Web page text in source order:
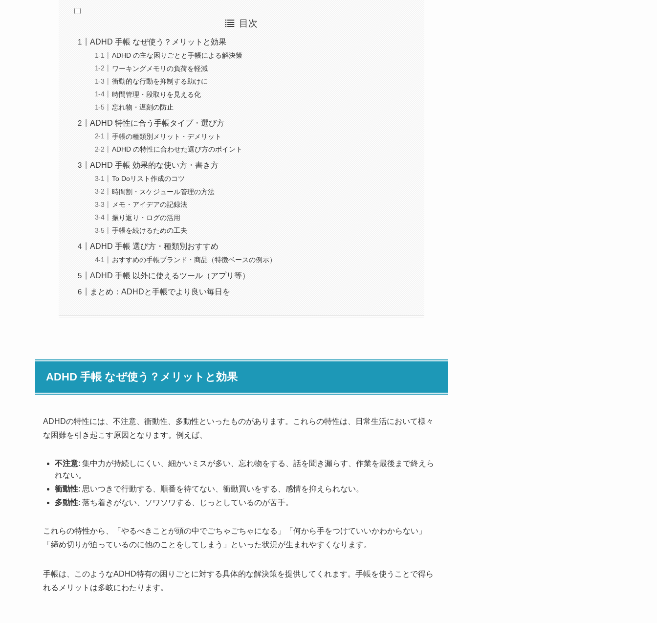
目次
ADHD 手帳 なぜ使う？メリットと効果
ADHD の主な困りごとと手帳による解決策
ワーキングメモリの負荷を軽減
衝動的な行動を抑制する助けに
時間管理・段取りを見える化
忘れ物・遅刻の防止
ADHD 特性に合う手帳タイプ・選び方
手帳の種類別メリット・デメリット
ADHD の特性に合わせた選び方のポイント
ADHD 手帳 効果的な使い方・書き方
To Doリスト作成のコツ
時間割・スケジュール管理の方法
メモ・アイデアの記録法
振り返り・ログの活用
手帳を続けるための工夫
ADHD 手帳 選び方・種類別おすすめ
おすすめの手帳ブランド・商品（特徴ベースの例示）
ADHD 手帳 以外に使えるツール（アプリ等）
まとめ：ADHDと手帳でより良い毎日を
ADHD 手帳 なぜ使う？メリットと効果
ADHDの特性には、不注意、衝動性、多動性といったものがあります。これらの特性は、日常生活において様々
な困難を引き起こす原因となります。例えば、
不注意: 集中力が持続しにくい、細かいミスが多い、忘れ物をする、話を聞き漏らす、作業を最後まで終えら
れない。
衝動性: 思いつきで行動する、順番を待てない、衝動買いをする、感情を抑えられない。
多動性: 落ち着きがない、ソワソワする、じっとしているのが苦手。
これらの特性から、「やるべきことが頭の中でごちゃごちゃになる」「何から手をつけていいかわからない」
「締め切りが迫っているのに他のことをしてしまう」といった状況が生まれやすくなります。
手帳は、このようなADHD特有の困りごとに対する具体的な解決策を提供してくれます。手帳を使うことで得ら
れるメリットは多岐にわたります。